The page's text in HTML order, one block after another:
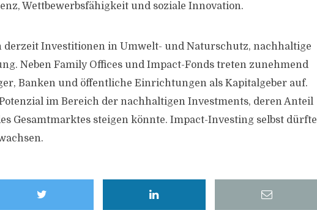
Wettbewerbsfähigkeit und soziale Innovation.
derzeit Investitionen in Umwelt- und Naturschutz, nachhaltige
Neben Family Offices und Impact-Fonds treten zunehmend
Banken und öffentliche Einrichtungen als Kapitalgeber auf.
im Bereich der nachhaltigen Investments, deren Anteil
Gesamtmarktes steigen könnte. Impact-Investing selbst dürfte